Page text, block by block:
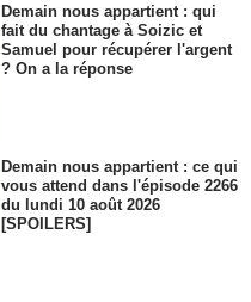
Demain nous appartient : qui
fait du chantage à Soizic et
Samuel pour récupérer l'argent
? On a la réponse
Demain nous appartient : ce qui
vous attend dans l'épisode 2266
du lundi 10 août 2026
[SPOILERS]